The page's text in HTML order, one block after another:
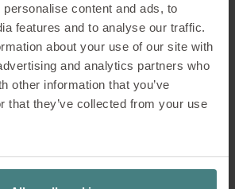
content and ads, to
features and to analyse our traffic.
about your use of our site with
and analytics partners who
other information that you’ve
that they’ve collected from your use
se:cove